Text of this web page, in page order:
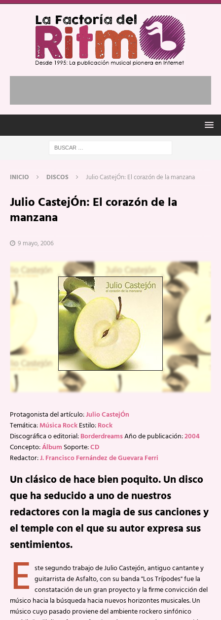
INICIO DISCOS Julio CastejÓn: El corazón de la manzana
Julio CastejÓn: El corazón de la
manzana
9 mayo, 2006
Protagonista del artículo:Julio CastejÓn
Temática:Música RockEstilo:Rock
Discográfica o editorial:BorderdreamsAño de publicación:2004
Concepto:Álbum Soporte:CD
Redactor:J. Francisco Fernández de Guevara Ferri
Un clásico de hace bien poquito. Un disco
que ha seducido a uno de nuestros
redactores con la magia de sus canciones y
el temple con el que su autor expresa sus
sentimientos.
E ste segundo trabajo de Julio Castejón, antiguo cantante y
guitarrista de Asfalto, con su banda "Los Trípodes" fue la
constatación de un gran proyecto y la firme convicción del
músico hacia la búsqueda hacia nuevos horizontes musicales. Un
músico cuyo pasado proviene del ambiente rockero sinfónico